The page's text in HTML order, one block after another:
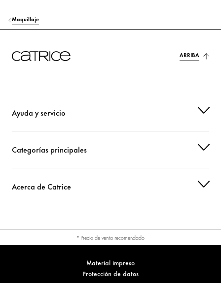
Maquillaje
ARRIBA
Ayuda y servicio
Categorías principales
Acerca de Catrice
* Precio de venta recomendado
Material impreso
Protección de datos